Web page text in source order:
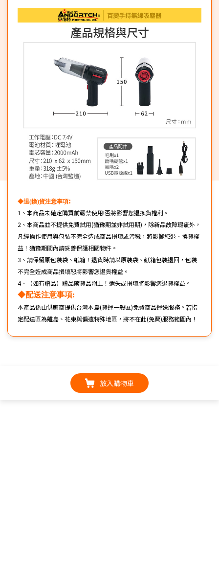
◆退(換)貨注意事項:
1、本商品未確定購買前嚴禁使用!否將影響您退換貨權利。
2、本商品並不提供免費試用(猶豫期並非試用期)，除新品故障瑕疵外，
凡經操作使用與包裝不完全造成商品損壞或污穢，將影響您退、換貨權
益！猶豫期間內請妥善保護相關物件。
3、請保留原包裝袋、紙箱！退貨時請以原裝袋、紙箱包裝退回，包裝
不完全造成商品損壞恕將影響您退貨權益。
4、（如有贈品）贈品隨貨品附上！遺失或損壞將影響您退貨權益。
◆配送注意事項:
本產品係由供應商提供台灣本島(貨運一般區)免費商品運送服務。若指
定配送區為離島、花東與偏遠特殊地區，將不在此(免費)服務範圍內！
放入購物車